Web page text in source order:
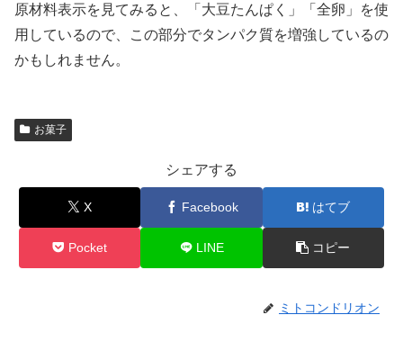
原材料表示を見てみると、「大豆たんぱく」「全卵」を使
用しているので、この部分でタンパク質を増強しているの
かもしれません。
お菓子
シェアする
X Facebook はてブ
Pocket LINE コピー
ミトコンドリオン